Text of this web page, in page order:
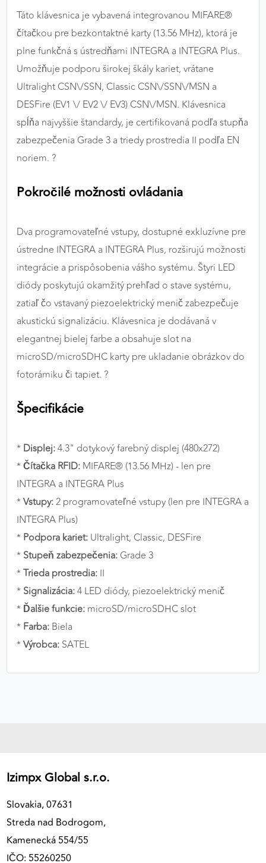
Táto klávesnica je vybavená integrovanou MIFARE®
čítačkou pre bezkontaktné karty (13.56 MHz), ktorá je
plne funkčná s ústredňami INTEGRA a INTEGRA Plus.
Umožňuje podporu širokej škály kariet, vrátane
Ultralight CSN\/SSN, Classic CSN\/SSN\/MSN a
DESFire (EV1 \/ EV2 \/ EV3) CSN\/MSN. Klávesnica
spĺňa najvyššie štandardy, je certifikovaná podľa stupňa
zabezpečenia Grade 3 a triedy prostredia II podľa EN
noriem. ?️
Pokročilé možnosti ovládania
Dva programovateľné vstupy, dostupné exkluzívne pre
ústredne INTEGRA a INTEGRA Plus, rozširujú možnosti
integrácie a prispôsobenia vášho systému. Štyri LED
diódy poskytujú okamžitý prehľad o stave systému,
zatiaľ čo vstavaný piezoelektrický menič zabezpečuje
akustickú signalizáciu. Klávesnica je dodávaná v
elegantnej bielej farbe a obsahuje slot na
microSD/microSDHC karty pre ukladanie obrázkov do
fotorámiku či tapiet. ?
Špecifikácie
* Displej:4.3" dotykový farebný displej (480x272)
*Čítačka RFID: MIFARE® (13.56 MHz) - len pre
INTEGRA a INTEGRA Plus
*Vstupy:2 programovateľné vstupy (len pre INTEGRA a
INTEGRA Plus)
* Podpora kariet: Ultralight, Classic, DESFire
* Stupeň zabezpečenia:Grade 3
*Trieda prostredia: II
* Signalizácia:4 LED diódy, piezoelektrický menič
* Ďalšie funkcie: microSD/microSDHC slot
* Farba: Biela
*Výrobca: SATEL
Izimpx Global s.r.o.
Slovakia, 07631
Streda nad Bodrogom,
Kamenecká 554/55
IČO: 55260250